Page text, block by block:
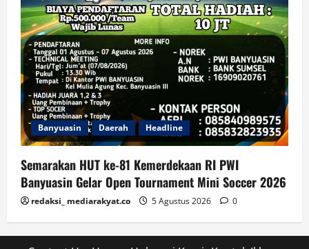
Banyuasin Daerah Headline
Semarakan HUT ke-81 Kemerdekaan RI PWI
Banyuasin Gelar Open Tournament Mini Soccer 2026
redaksi_ mediarakyat.co 5 Agustus 2026 0